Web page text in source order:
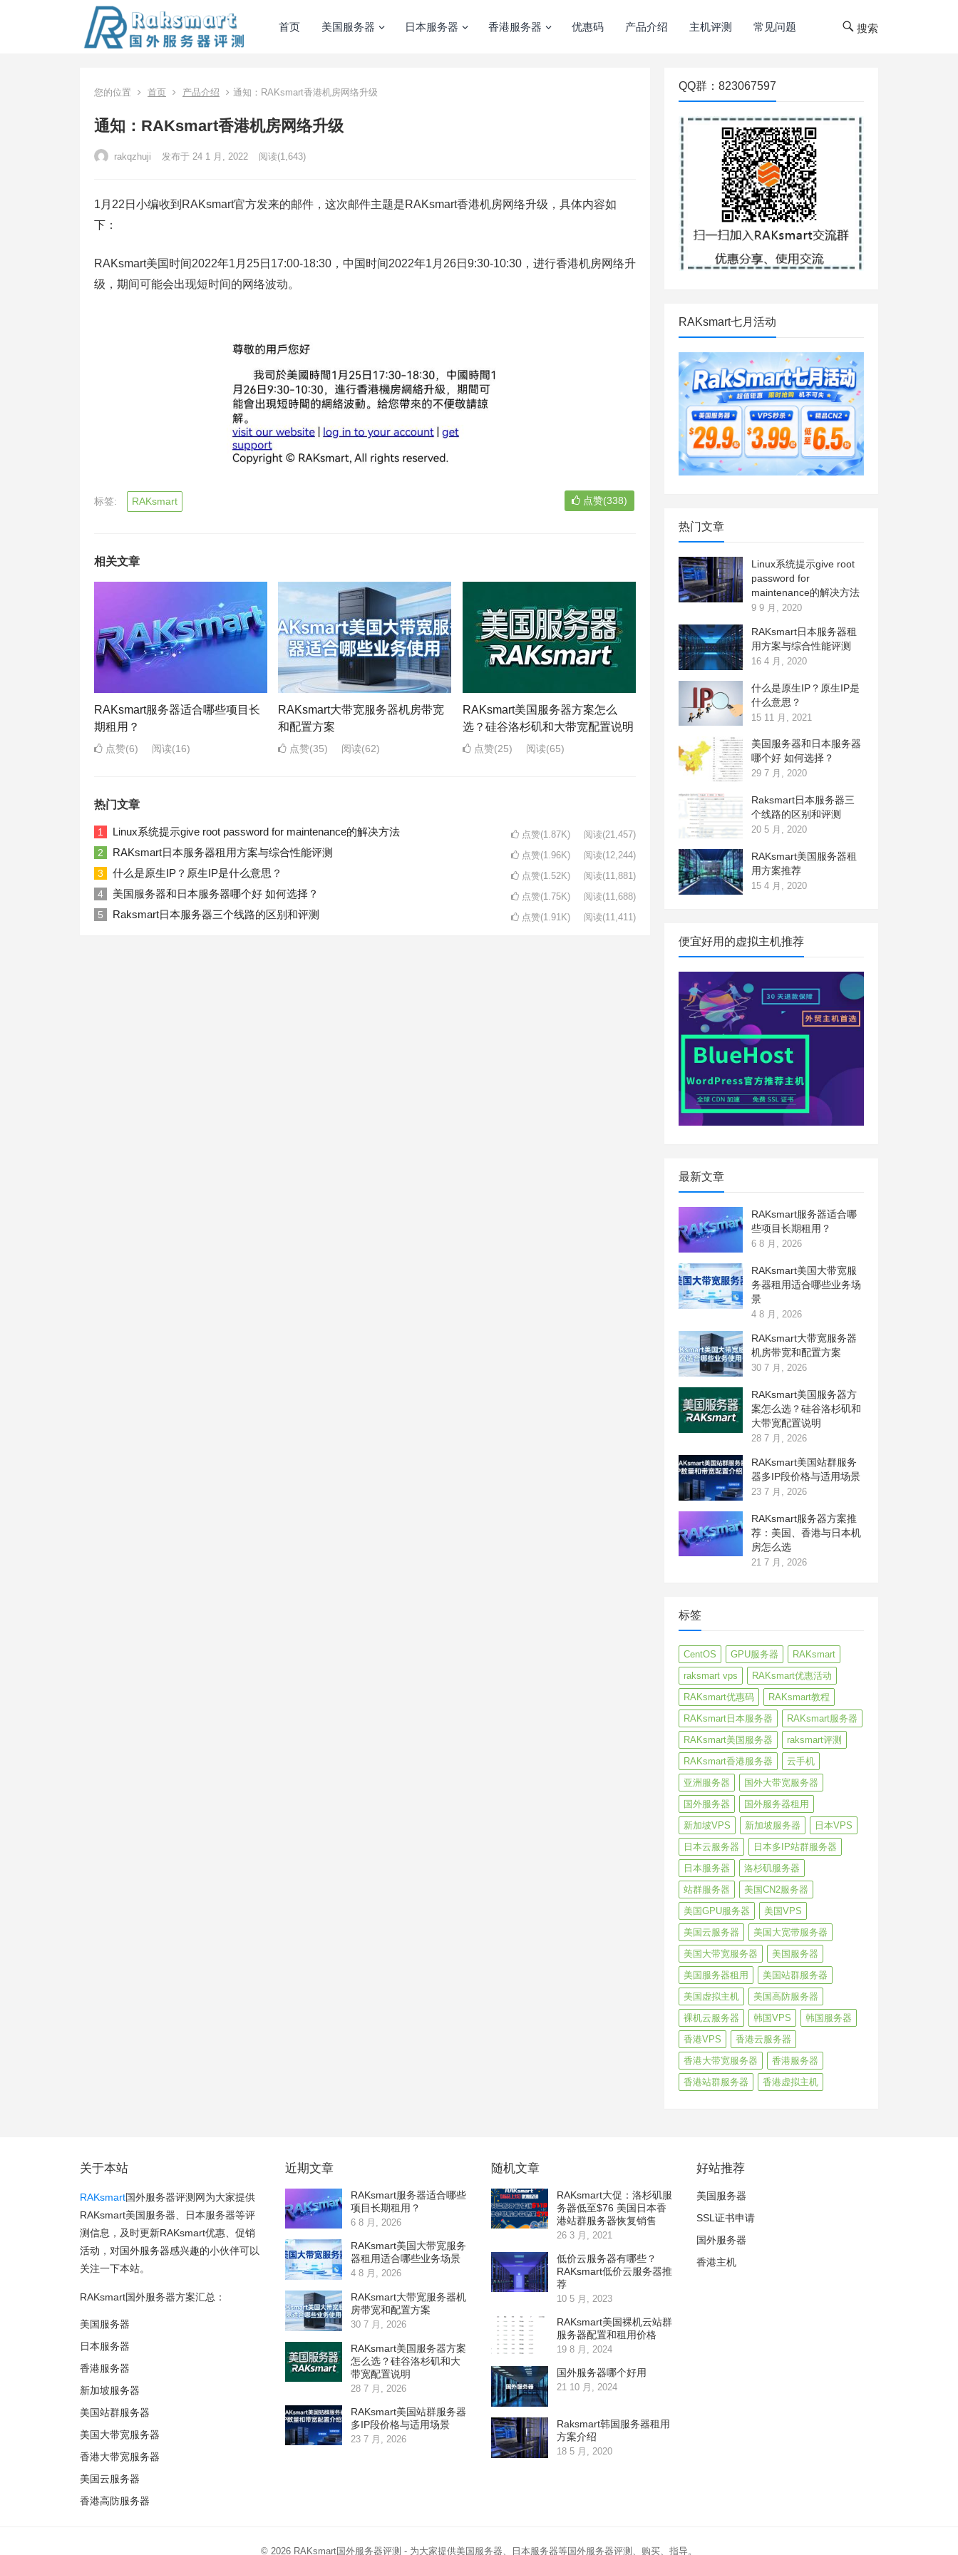
首页 美国服务器 日本服务器 香港服务器 优惠码 产品介绍 主机评测 常见问题 搜索
您的位置 首页 产品介绍 通知：RAKsmart香港机房网络升级
通知：RAKsmart香港机房网络升级
rakqzhuji 发布于 24 1 月, 2022 阅读(1,643)
1月22日小编收到RAKsmart官方发来的邮件，这次邮件主题是RAKsmart香港机房网络升级，具体内容如
下：
RAKsmart美国时间2022年1月25日17:00-18:30，中国时间2022年1月26日9:30-10:30，进行香港机房网络升
级，期间可能会出现短时间的网络波动。
标签: RAKsmart 点赞(338)
相关文章
RAKsmart服务器适合哪些项目长
期租用？
点赞(6) 阅读(16)
RAKsmart大带宽服务器机房带宽
和配置方案
点赞(35) 阅读(62)
RAKsmart美国服务器方案怎么
选？硅谷洛杉矶和大带宽配置说明
点赞(25) 阅读(65)
热门文章
1 Linux系统提示give root password for maintenance的解决方法 点赞(1.87K) 阅读(21,457)
2 RAKsmart日本服务器租用方案与综合性能评测 点赞(1.96K) 阅读(12,244)
3 什么是原生IP？原生IP是什么意思？ 点赞(1.52K) 阅读(11,881)
4 美国服务器和日本服务器哪个好 如何选择？ 点赞(1.75K) 阅读(11,688)
5 Raksmart日本服务器三个线路的区别和评测 点赞(1.91K) 阅读(11,411)
QQ群：823067597
RAKsmart七月活动
热门文章
Linux系统提示give root
password for
maintenance的解决方法
9 9 月, 2020
RAKsmart日本服务器租
用方案与综合性能评测
16 4 月, 2020
什么是原生IP？原生IP是
什么意思？
15 11 月, 2021
美国服务器和日本服务器
哪个好 如何选择？
29 7 月, 2020
Raksmart日本服务器三
个线路的区别和评测
20 5 月, 2020
RAKsmart美国服务器租
用方案推荐
15 4 月, 2020
便宜好用的虚拟主机推荐
最新文章
RAKsmart服务器适合哪
些项目长期租用？
6 8 月, 2026
RAKsmart美国大带宽服
务器租用适合哪些业务场
景
4 8 月, 2026
RAKsmart大带宽服务器
机房带宽和配置方案
30 7 月, 2026
RAKsmart美国服务器方
案怎么选？硅谷洛杉矶和
大带宽配置说明
28 7 月, 2026
RAKsmart美国站群服务
器多IP段价格与适用场景
23 7 月, 2026
RAKsmart服务器方案推
荐：美国、香港与日本机
房怎么选
21 7 月, 2026
标签
CentOS GPU服务器
RAKsmart
raksmart vps
RAKsmart优惠活动
RAKsmart优惠码
RAKsmart教程
RAKsmart日本服务器
RAKsmart服务器
RAKsmart美国服务器
raksmart评测
RAKsmart香港服务器
云手机
亚洲服务器
国外大带宽服务器
国外服务器
国外服务器租用
新加坡VPS
新加坡服务器
日本VPS
日本云服务器
日本多IP站群服务器
日本服务器
洛杉矶服务器
站群服务器
美国CN2服务器
美国GPU服务器
美国VPS
美国云服务器
美国大宽带服务器
美国大带宽服务器
美国服务器
美国服务器租用
美国站群服务器
美国虚拟主机
美国高防服务器
裸机云服务器
韩国VPS
韩国服务器
香港VPS
香港云服务器
香港大带宽服务器
香港服务器
香港站群服务器
香港虚拟主机
关于本站
RAKsmart国外服务器评测网为大家提供
RAKsmart美国服务器、日本服务器等评
测信息，及时更新RAKsmart优惠、促销
活动，对国外服务器感兴趣的小伙伴可以
关注一下本站。
RAKsmart国外服务器方案汇总：
美国服务器
日本服务器
香港服务器
新加坡服务器
美国站群服务器
美国大带宽服务器
香港大带宽服务器
美国云服务器
香港高防服务器
近期文章
RAKsmart服务器适合哪些
项目长期租用？
6 8 月, 2026
RAKsmart美国大带宽服务
器租用适合哪些业务场景
4 8 月, 2026
RAKsmart大带宽服务器机
房带宽和配置方案
30 7 月, 2026
RAKsmart美国服务器方案
怎么选？硅谷洛杉矶和大
带宽配置说明
28 7 月, 2026
RAKsmart美国站群服务器
多IP段价格与适用场景
23 7 月, 2026
随机文章
RAKsmart大促：洛杉矶服
务器低至$76 美国日本香
港站群服务器恢复销售
26 3 月, 2021
低价云服务器有哪些？
RAKsmart低价云服务器推
荐
10 5 月, 2023
RAKsmart美国裸机云站群
服务器配置和租用价格
19 8 月, 2024
国外服务器哪个好用
21 10 月, 2024
Raksmart韩国服务器租用
方案介绍
18 5 月, 2020
好站推荐
美国服务器
SSL证书申请
国外服务器
香港主机
© 2026 RAKsmart国外服务器评测 - 为大家提供美国服务器、日本服务器等国外服务器评测、购买、指导。